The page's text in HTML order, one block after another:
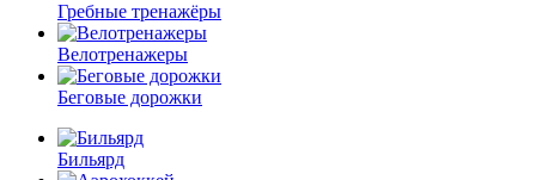
Гребные тренажёры
Велотренажеры
Беговые дорожки
Бильярд